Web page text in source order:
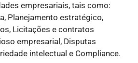
empresariais, tais como:
Planejamento estratégico,
Licitações e contratos
empresarial, Disputas
intelectual e Compliance.